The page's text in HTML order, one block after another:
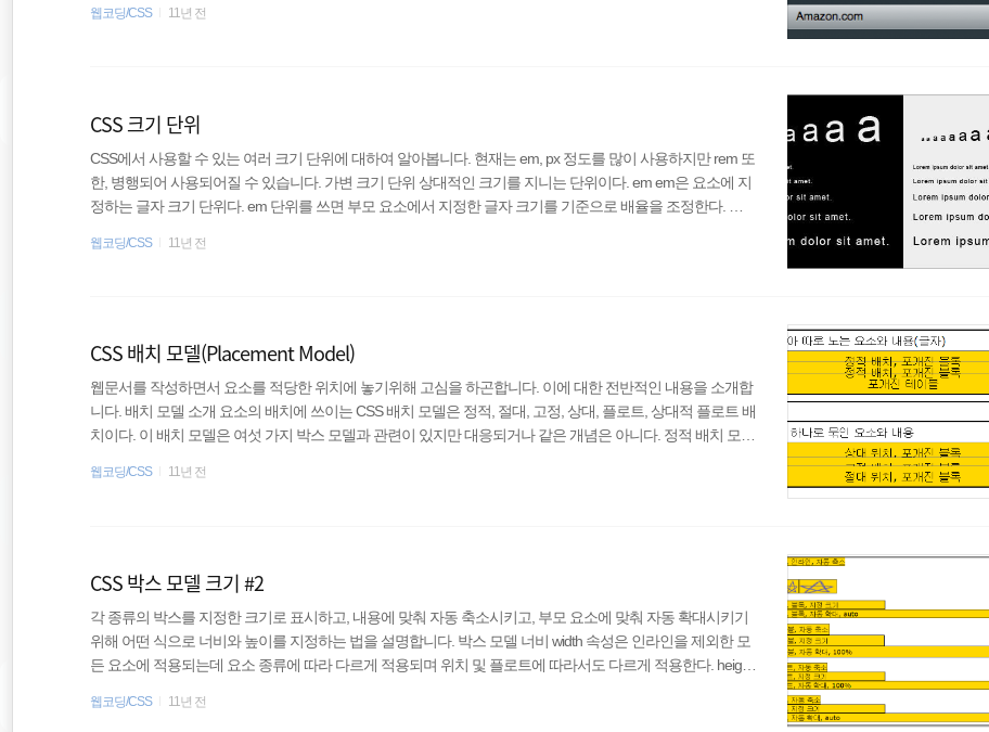
Safari and Chrome */ } 예를 들면 iOS의 폼 요소들에 부여되어 있는 둥근 테두리값이나 그림자 효과를 제거할
웹코딩/CSS 11년 전
CSS 크기 단위
CSS에서 사용할 수 있는 여러 크기 단위에 대하여 알아봅니다. 현재는 em, px 정도를 많이 사용하지만 rem 또
한, 병행되어 사용되어질 수 있습니다. 가변 크기 단위 상대적인 크기를 지니는 단위이다. em em은 요소에 지
정하는 글자 크기 단위다. em 단위를 쓰면 부모 요소에서 지정한 글자 크기를 기준으로 배율을 조정한다. 따
들때 많이 사용한다. ex ex는 요소에 들어잇는 현재 폰트의 문자 x의 높이에 해당하는 단위다. ex 단위의 크기
웹코딩/CSS 11년 전
CSS 배치 모델(Placement Model)
웹문서를 작성하면서 요소를 적당한 위치에 놓기위해 고심을 하곤합니다. 이에 대한 전반적인 내용을 소개합
니다. 배치 모델 소개 요소의 배치에 쓰이는 CSS 배치 모델은 정적, 절대, 고정, 상대, 플로트, 상대적 플로트 배
치이다. 이 배치 모델은 여섯 가지 박스 모델과 관련이 있지만 대응되거나 같은 개념은 아니다. 정적 배치 모델
배치에 사용하는데, 이때 어느 요소든 절대 위치 박스일 수 있다. 플로트 배치 모델 : 플로트 박스의 배치에 사
웹코딩/CSS 11년 전
CSS 박스 모델 크기 #2
각 종류의 박스를 지정한 크기로 표시하고, 내용에 맞춰 자동 축소시키고, 부모 요소에 맞춰 자동 확대시키기
위해 어떤 식으로 너비와 높이를 지정하는 법을 설명합니다. 박스 모델 너비 width 속성은 인라인을 제외한 모
든 요소에 적용되는데 요소 종류에 따라 다르게 적용되며 위치 및 플로트에 따라서도 다르게 적용한다. height
록 박스를 제외한 모든 박스 모델이 자동 축소된다. 자동 확대 : left: 0, right: 0, width: auto일때, 블록 박스, 절대
웹코딩/CSS 11년 전